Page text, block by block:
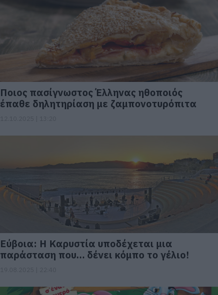
Ποιος πασίγνωστος Έλληνας ηθοποιός
έπαθε δηλητηρίαση με ζαμπονοτυρόπιτα
Εύβοια: Η Καρυστία υποδέχεται μια
παράσταση που… δένει κόμπο το γέλιο!